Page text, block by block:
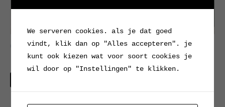
Oude, Franse, drie deurs
locker
Oude houten locker
Verkocht
We serveren cookies. als je dat goed
vindt, klik dan op "Alles accepteren". je
kunt ook kiezen wat voor soort cookies je
wil door op "Instellingen" te klikken.